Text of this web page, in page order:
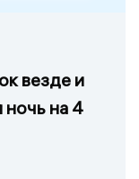
везде и
ночь на 4